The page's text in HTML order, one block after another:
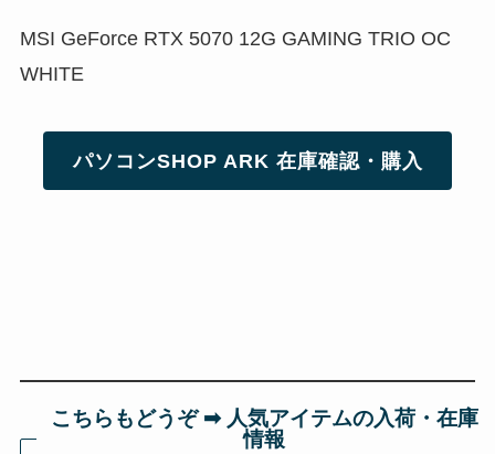
MSI GeForce RTX 5070 12G GAMING TRIO OC
WHITE
パソコンSHOP ARK 在庫確認・購入
こちらもどうぞ ➡︎ 人気アイテムの入荷・在庫
情報